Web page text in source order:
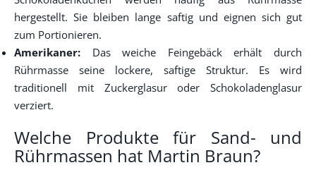
hergestellt. Sie bleiben lange saftig und eignen sich gut
zum Portionieren.
Amerikaner: Das weiche Feingebäck erhält durch
Rührmasse seine lockere, saftige Struktur. Es wird
traditionell mit Zuckerglasur oder Schokoladenglasur
verziert.
Welche Produkte für Sand- und
Rührmassen hat Martin Braun?